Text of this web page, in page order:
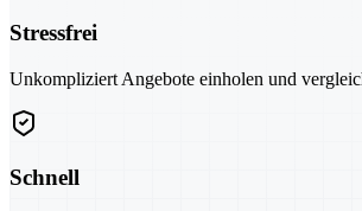
Stressfrei
Unkompliziert Angebote einholen und
Schnell